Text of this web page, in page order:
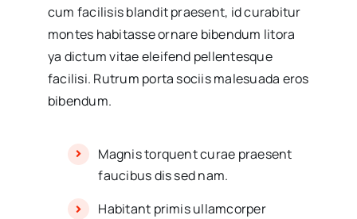
cum facilisis blandit praesent, id curabitur
montes habitasse ornare bibendum litora
ya dictum vitae eleifend pellentesque
facilisi. Rutrum porta sociis malesuada eros
bibendum.
Magnis torquent curae praesent
faucibus dis sed nam.
Habitant primis ullamcorper